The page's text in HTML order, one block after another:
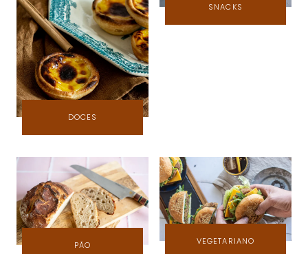
DOCES
SNACKS
PÃO VEGETARIANO